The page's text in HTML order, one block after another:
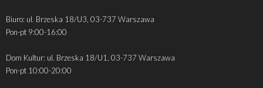
Biuro: ul. Brzeska 18/U3, 03-737 Warszawa
Pon-pt 9:00-16:00
Dom Kultur: ul. Brzeska 18/U1, 03-737 Warszawa
Pon-pt 10:00-20:00